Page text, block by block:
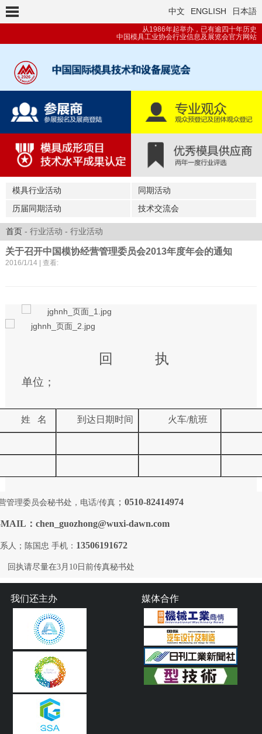
中文 ENGLISH 日本語
从1986年起举办，已有逾四十年历史
中国模具工业协会行业信息及展览会官方网站
模具行业活动 同期活动
历届同期活动 技术交流会
首页 - 行业活动 - 行业活动
关于召开中国模协经营管理委员会2013年度年会的通知
2016/1/14 | 查看:
回 执
单位；
姓 名 到达日期时间 火车/航班
管理委员会秘书处，电话/传真 ；0510-82414974
：chen_guozhong@wuxi-dawn.com
人；陈国忠 手机： 13506191672
回执请尽量在3月10日前传真秘书处
媒体合作
我们还主办